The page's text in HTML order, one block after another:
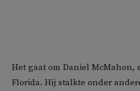
Het gaat om Daniel McMahon,
Florida. Hij stalkte onder